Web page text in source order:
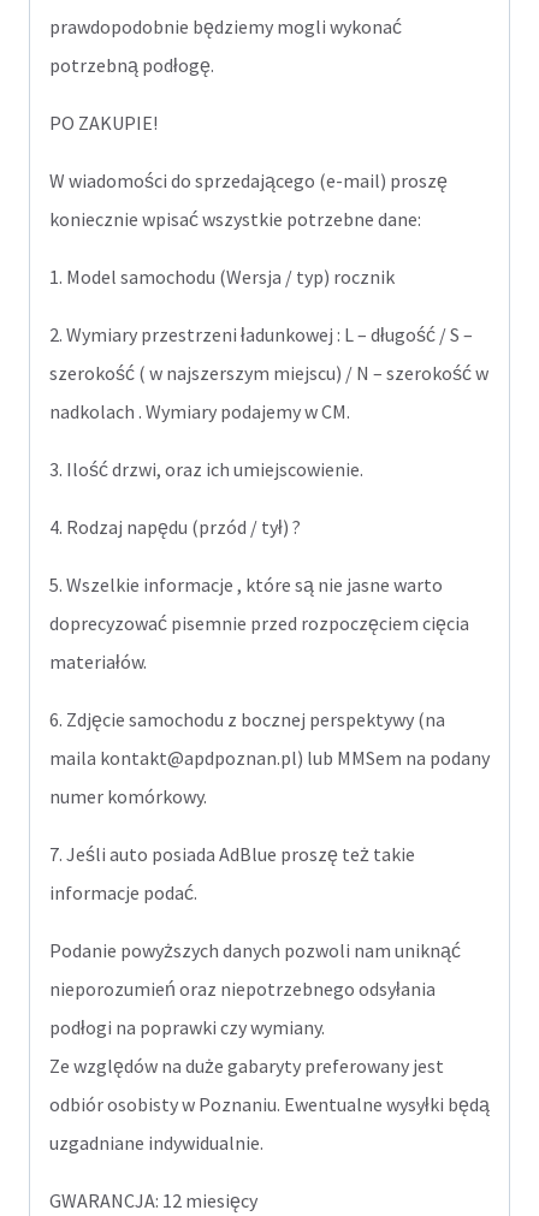
prawdopodobnie będziemy mogli wykonać
potrzebną podłogę.
PO ZAKUPIE!
W wiadomości do sprzedającego (e-mail) proszę
koniecznie wpisać wszystkie potrzebne dane:
1. Model samochodu (Wersja / typ) rocznik
2. Wymiary przestrzeni ładunkowej : L – długość / S –
szerokość ( w najszerszym miejscu) / N – szerokość w
nadkolach . Wymiary podajemy w CM.
3. Ilość drzwi, oraz ich umiejscowienie.
4. Rodzaj napędu (przód / tył) ?
5. Wszelkie informacje , które są nie jasne warto
doprecyzować pisemnie przed rozpoczęciem cięcia
materiałów.
6. Zdjęcie samochodu z bocznej perspektywy (na
maila kontakt@apdpoznan.pl) lub MMSem na podany
numer komórkowy.
7. Jeśli auto posiada AdBlue proszę też takie
informacje podać.
Podanie powyższych danych pozwoli nam uniknąć
nieporozumień oraz niepotrzebnego odsyłania
podłogi na poprawki czy wymiany.
Ze względów na duże gabaryty preferowany jest
odbiór osobisty w Poznaniu. Ewentualne wysyłki będą
uzgadniane indywidualnie.
GWARANCJA: 12 miesięcy